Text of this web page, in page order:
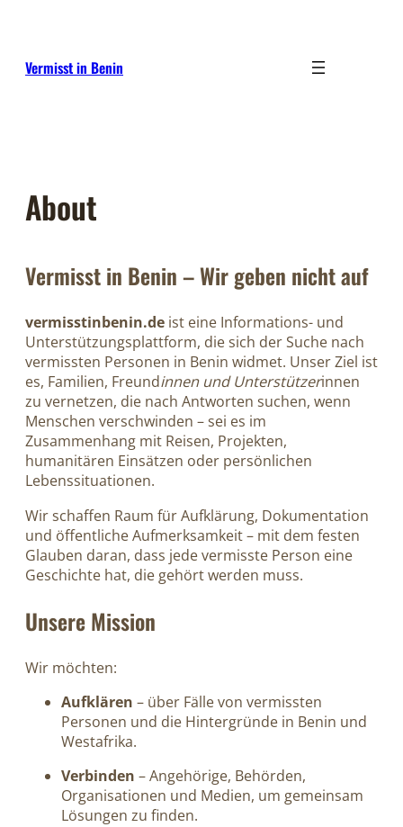
Vermisst in Benin
About
Vermisst in Benin – Wir geben nicht auf
vermisstinbenin.de ist eine Informations- und
Unterstützungsplattform, die sich der Suche nach
vermissten Personen in Benin widmet. Unser Ziel ist
es, Familien, Freundinnen und Unterstützerinnen
zu vernetzen, die nach Antworten suchen, wenn
Menschen verschwinden – sei es im
Zusammenhang mit Reisen, Projekten,
humanitären Einsätzen oder persönlichen
Lebenssituationen.
Wir schaffen Raum für Aufklärung, Dokumentation
und öffentliche Aufmerksamkeit – mit dem festen
Glauben daran, dass jede vermisste Person eine
Geschichte hat, die gehört werden muss.
Unsere Mission
Wir möchten:
Aufklären – über Fälle von vermissten
Personen und die Hintergründe in Benin und
Westafrika.
Verbinden – Angehörige, Behörden,
Organisationen und Medien, um gemeinsam
Lösungen zu finden.